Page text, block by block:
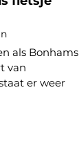
als Bonhams
van
er weer